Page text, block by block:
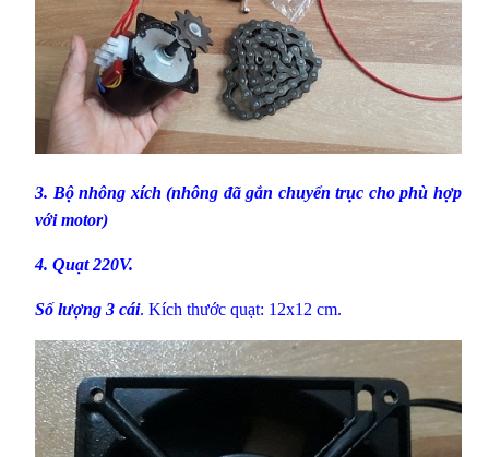
3. Bộ nhông xích (nhông đã gắn chuyển trục cho phù hợp
với motor)
4. Quạt 220V.
Số lượng 3 cái. Kích thước quạt: 12x12 cm.